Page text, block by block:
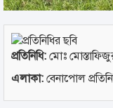
প্রতিনিধি: মোঃ
এলাকা: বেনাপোল